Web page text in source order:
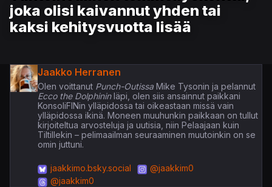
joka olisi kaivannut yhden tai
kaksi kehitysvuotta lisää
Jaakko Herranen
Olen voittanutPunch-OutissaMike Tysonin ja pelannut
Ecco the Dolphininläpi, olen siis ansainnut paikkani
KonsoliFINin ylläpidossa tai oikeastaan missä vain
ylläpidossa ikinä. Moneen muuhunkin paikkaan on tullut
kirjoiteltua arvosteluja ja uutisia, niin Pelaajaan kuin
Tiltillekin – pelimaailman seuraaminen muutoinkin on se
omin juttuni.
jaakkimo.bsky.social
@jaakkim0
@jaakkim0